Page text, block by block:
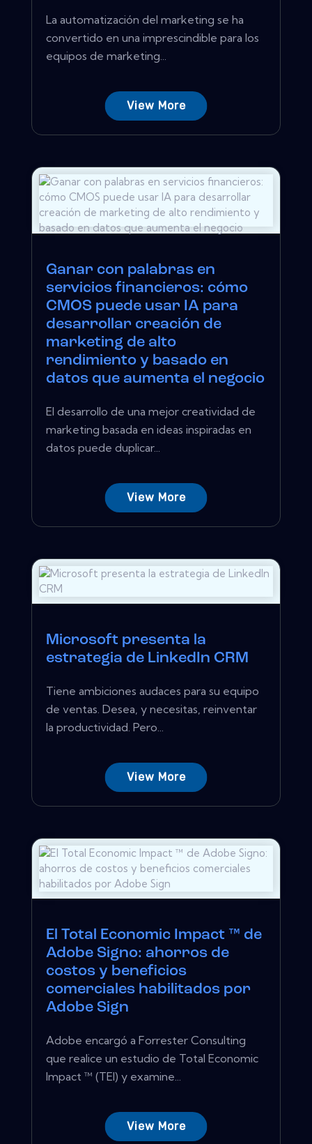
La automatización del marketing se ha
convertido en una imprescindible para los
equipos de marketing...
View More
Ganar con palabras en
servicios financieros: cómo
CMOS puede usar IA para
desarrollar creación de
marketing de alto
rendimiento y basado en
datos que aumenta el negocio
El desarrollo de una mejor creatividad de
marketing basada en ideas inspiradas en
datos puede duplicar...
View More
Microsoft presenta la
estrategia de LinkedIn CRM
Tiene ambiciones audaces para su equipo
de ventas. Desea, y necesitas, reinventar
la productividad. Pero...
View More
El Total Economic Impact ™ de
Adobe Signo: ahorros de
costos y beneficios
comerciales habilitados por
Adobe Sign
Adobe encargó a Forrester Consulting
que realice un estudio de Total Economic
Impact ™ (TEI) y examine...
View More